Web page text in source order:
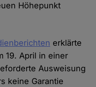
Höhepunkt
erklärte
19. April in einer
Ausweisung
keine Garantie